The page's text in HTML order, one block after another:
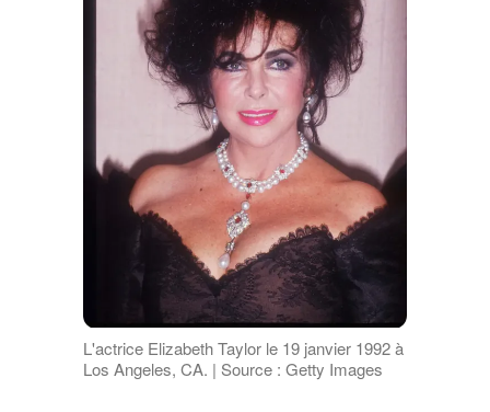
L'actrice Elizabeth Taylor le 19 janvier 1992 à
Los Angeles, CA. | Source : Getty Images